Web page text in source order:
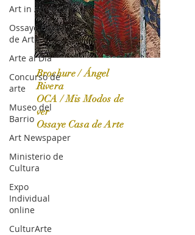
Art in America
Ossaye Casa
de Arte
Arte al Día
Concurso de
arte
Museo del
Barrio
Art Newspaper
Ministerio de
Cultura
Expo
Individual
online
CulturArte
OCA|News 31 / Marzo-Abril / 2024
Brochure / Ángel
Rivera
OCA / Mis Modos de
ver
Ossaye Casa de Arte